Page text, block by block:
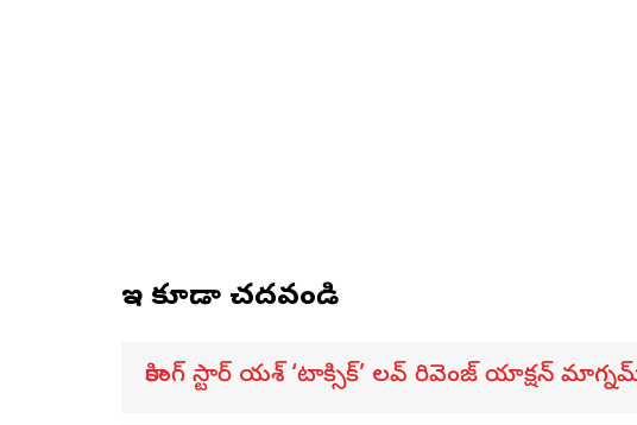
ఇవి కూడా చదవండి
రాకింగ్ స్టార్ యశ్ ‘టాక్సిక్’ లవ్ రివెంజ్ యాక్షన్